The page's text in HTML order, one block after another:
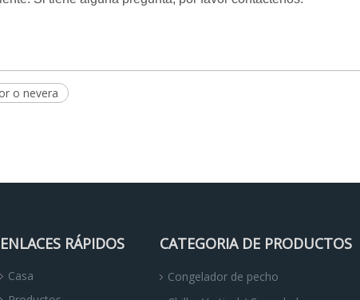
o nevera
ENLACES RÁPIDOS
Casa
CATEGORIA DE PRODUCTOS
Congelador de pecho